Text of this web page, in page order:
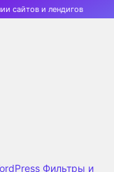
сайтов и лендигов
Фильтры и